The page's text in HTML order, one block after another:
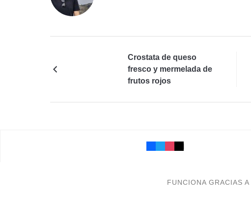
Crostata de queso
fresco y mermelada de
frutos rojos
FUNCIONA GRACIAS A